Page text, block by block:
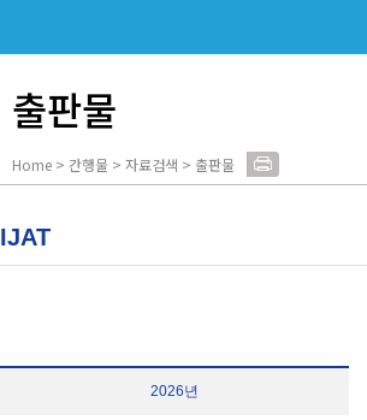
출판물
Home > 간행물 > 자료검색 > 출판물
IJAT
2026년